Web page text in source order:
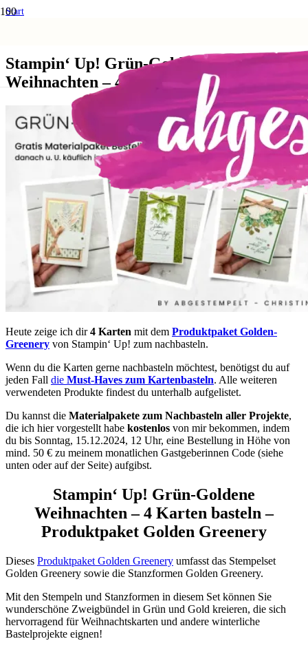
Start
Stampin‘ Up! Grün-Goldene
Weihnachten – 4 Karten basteln
Heute zeige ich dir4 Karten mit dem Produktpaket Golden-
Greenery von Stampin‘ Up! zum nachbasteln.
Wenn du die Karten gerne nachbasteln möchtest, benötigst du auf
jeden Fall die Must-Haves zum Kartenbasteln. Alle weiteren
verwendeten Produkte findest du unterhalb aufgelistet.
Du kannst die Materialpakete zum Nachbasteln aller Projekte,
die ich hier vorgestellt habe kostenlos von mir bekommen, indem
du bis Sonntag, 15.12.2024, 12 Uhr, eine Bestellung in Höhe von
mind. 50 € zu meinem monatlichen Gastgeberinnen Code (siehe
unten oder auf der Seite) aufgibst.
Stampin‘ Up! Grün-Goldene
Weihnachten – 4 Karten basteln –
Produktpaket Golden Greenery
Dieses Produktpaket Golden Greenery umfasst das Stempelset
Golden Greenery sowie die Stanzformen Golden Greenery.
Mit den Stempeln und Stanzformen in diesem Set können Sie
wunderschöne Zweigbündel in Grün und Gold kreieren, die sich
hervorragend für Weihnachtskarten und andere winterliche
Bastelprojekte eignen!